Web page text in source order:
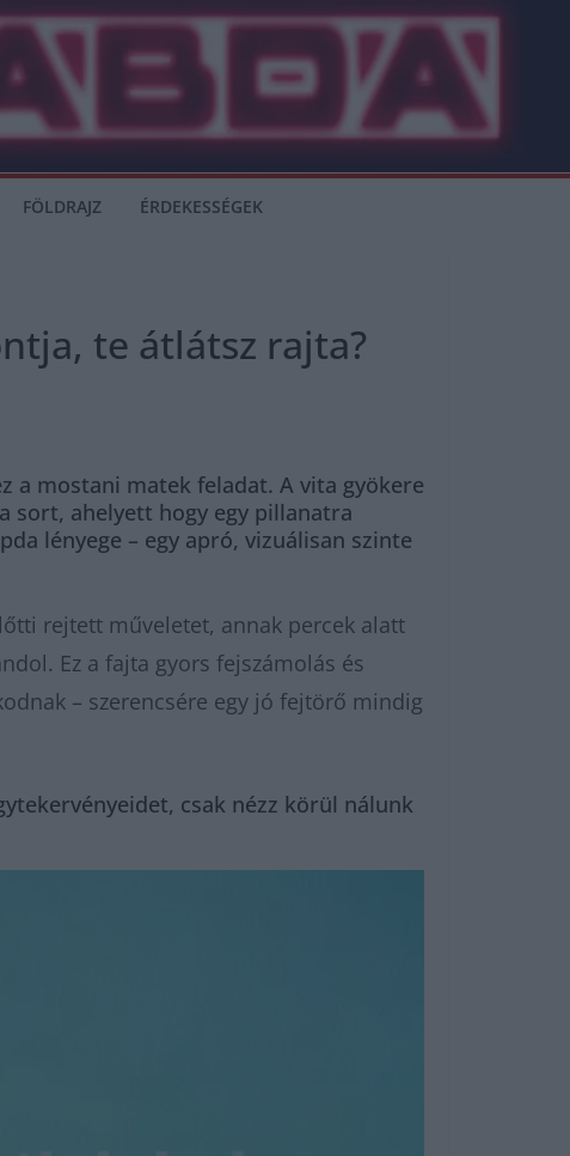
FÖLDRAJZ ÉRDEKESSÉGEK
te átlátsz rajta?
a mostani matek feladat. A vita gyökere
sort, ahelyett hogy egy pillanatra
lényege – egy apró, vizuálisan szinte
rejtett műveletet, annak percek alatt
Ez a fajta gyors fejszámolás és
– szerencsére egy jó fejtörő mindig
csak nézz körül nálunk